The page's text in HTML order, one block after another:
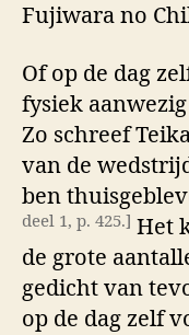
Fujiwara no
Of op de dag
fysiek
Zo schreef
van de
ben
deel 1, p. 425.] Het
de grote
gedicht van
op de dag zelf